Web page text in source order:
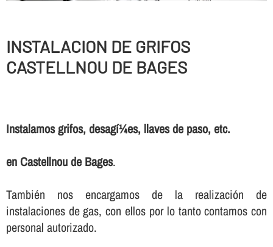
INSTALACION DE GRIFOS
CASTELLNOU DE BAGES
Instalamos grifos, desagí¼es, llaves de paso, etc.
en Castellnou de Bages.
También nos encargamos de la realización de
instalaciones de gas, con ellos por lo tanto contamos con
personal autorizado.